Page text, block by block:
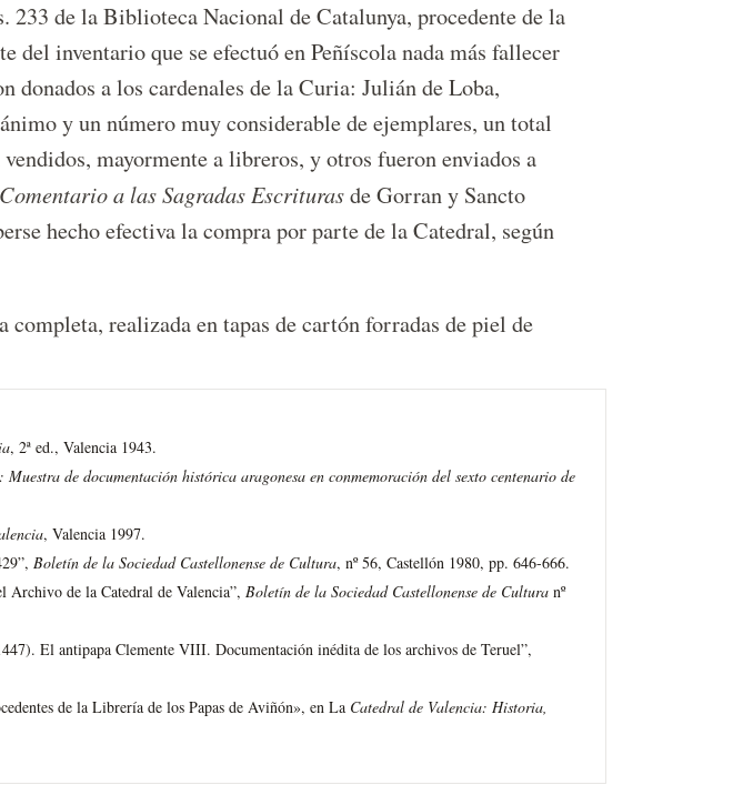
de la Biblioteca Nacional de Catalunya, procedente de la
inventario que se efectuó en Peñíscola nada más fallecer
a los cardenales de la Curia: Julián de Loba,
y un número muy considerable de ejemplares, un total
mayormente a libreros, y otros fueron enviados a
Comentario a las Sagradas Escriturasde Gorran y Sancto
hecho efectiva la compra por parte de la Catedral, según
realizada en tapas de cartón forradas de piel de
, 2ª ed., Valencia 1943.
de documentación histórica aragonesa en conmemoración del sexto centenario de
, Valencia 1997.
Boletín de la Sociedad Castellonense de Cultura, nº 56, Castellón 1980, pp. 646-666.
Archivo de la Catedral de Valencia”, Boletín de la Sociedad Castellonense de Cultura nº
El antipapa Clemente VIII. Documentación inédita de los archivos de Teruel”,
de la Librería de los Papas de Aviñón», en La Catedral de Valencia: Historia,